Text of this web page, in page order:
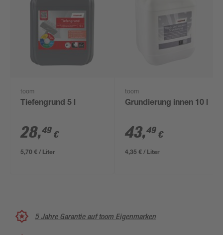
toom
Tiefengrund 5 l
28,49 €
5,70 € / Liter
toom
Grundierung innen 10 l
43,49 €
4,35 € / Liter
5 Jahre Garantie auf toom Eigenmarken